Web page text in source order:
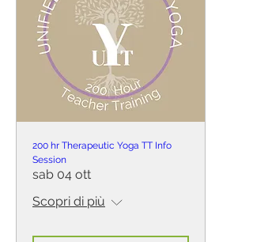
200 hr Therapeutic Yoga TT Info
Session
sab 04 ott
Scopri di più